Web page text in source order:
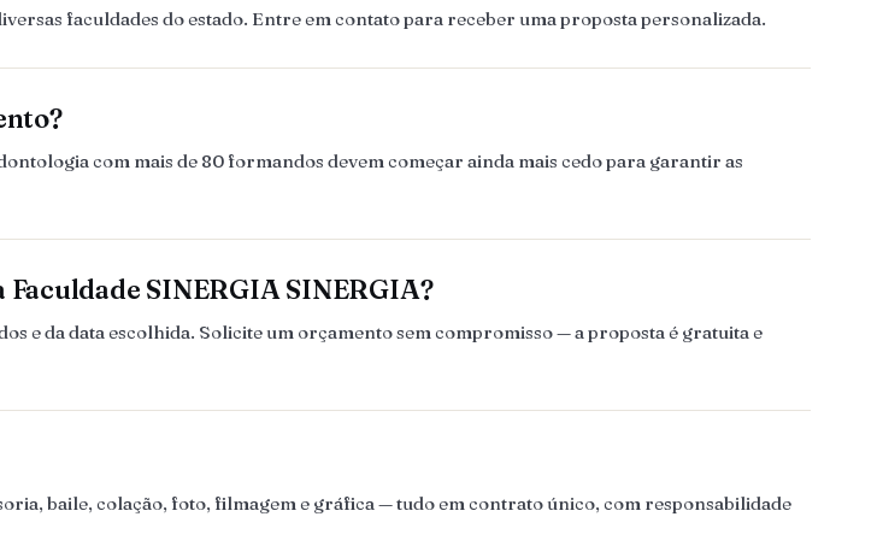
faculdades do estado. Entre em contato para receber uma proposta personalizada.
com mais de 80 formandos devem começar ainda mais cedo para garantir as
SINERGIA SINERGIA?
e da data escolhida. Solicite um orçamento sem compromisso — a proposta é gratuita e
baile, colação, foto, filmagem e gráfica — tudo em contrato único, com responsabilidade